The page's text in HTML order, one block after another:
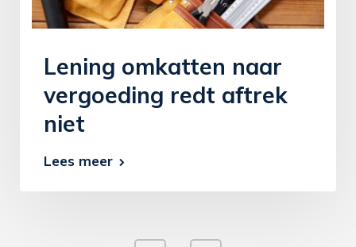
Lening omkatten naar
vergoeding redt aftrek
niet
Lees meer